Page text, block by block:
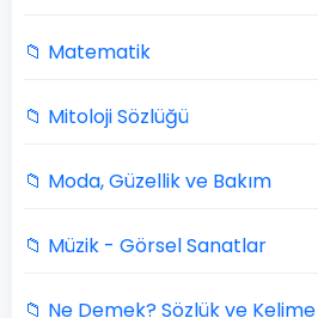
📁 Matematik
📁 Mitoloji Sözlüğü
📁 Moda, Güzellik ve Bakım
📁 Müzik - Görsel Sanatlar
📁 Ne Demek? Sözlük ve